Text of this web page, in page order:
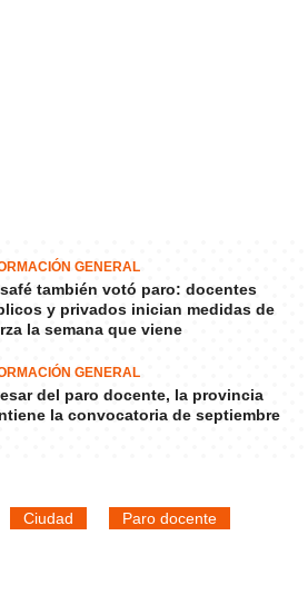
GENERAL
también votó paro: docentes
y privados inician medidas de
la semana que viene
GENERAL
del paro docente, la provincia
la convocatoria de septiembre
Ciudad
Paro docente